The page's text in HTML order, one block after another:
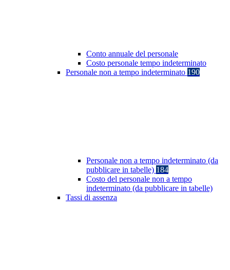
Conto annuale del personale
Costo personale tempo indeterminato
Personale non a tempo indeterminato 190
Personale non a tempo indeterminato (da
pubblicare in tabelle) 184
Costo del personale non a tempo
indeterminato (da pubblicare in tabelle)
Tassi di assenza